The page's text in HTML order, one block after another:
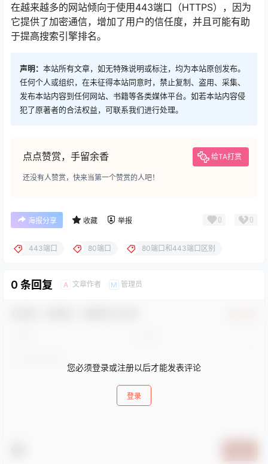
在越来越多的网站倾向于使用443端口（HTTPS），因为
它提供了加密通信，增加了用户的信任度，并且可能有助
于提高搜索引擎排名。
声明： 本站所有文章，如无特殊说明或标注，均为本站原创发布。
任何个人或组织，在未征得本站同意时，禁止复制、盗用、采集、
发布本站内容到任何网站、书籍等各类媒体平台。如若本站内容侵
犯了原著者的合法权益，可联系我们进行处理。
点点赞赏，手留余香 给TA打赏
还没有人赞赏，快来当第一个赞赏的人吧！
海报分享 收藏 举报 0 0
443端口 80端口 80端口和443端口区别
0 条回复 A 文章作者 M 管理员
您必须登录或注册以后才能发表评论
登录